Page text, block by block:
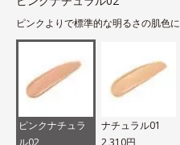
ピンクよりで標準的な明るさの肌色に
ピンクナチュラ
ナチュラル01